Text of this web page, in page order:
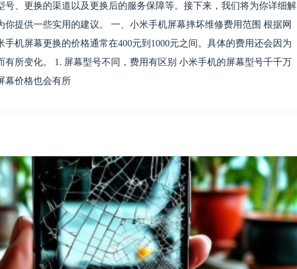
号、更换的渠道以及更换后的服务保障等。接下来，我们将为你详细解
你提供一些实用的建议。 一、小米手机屏幕摔坏维修费用范围 根据网
手机屏幕更换的价格通常在400元到1000元之间。具体的费用还会因为
有所变化。 1. 屏幕型号不同，费用有区别 小米手机的屏幕型号千千万
幕价格也会有所